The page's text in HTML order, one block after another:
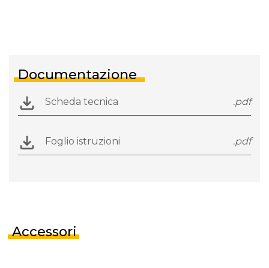
Documentazione
Scheda tecnica .pdf
Foglio istruzioni .pdf
Accessori